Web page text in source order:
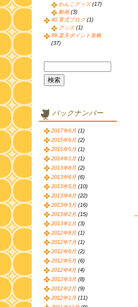
わんこグッズ(17)
動画(3)
40.育児ブログ(1)
グッズ(1)
99.楽天ポイント攻略
(37)
バックナンバー
2017年6月 (1)
2015年6月 (2)
2015年5月 (1)
2014年1月 (1)
2013年8月 (2)
2013年6月 (6)
2013年5月 (10)
2013年4月 (22)
2013年3月 (16)
2013年2月 (15)
2013年1月 (3)
2012年8月 (1)
2012年7月 (1)
2012年6月 (2)
2012年5月 (6)
2012年4月 (4)
2012年3月 (8)
2012年2月 (9)
2012年1月 (11)